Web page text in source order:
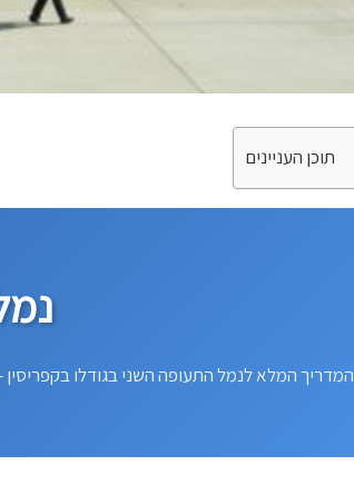
תוכן העניינים
המדריך המלא לנמל התעופה השני בגודלו